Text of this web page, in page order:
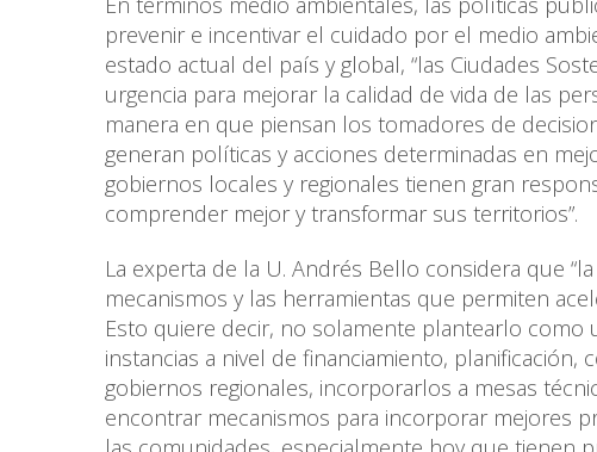
prevenir e incentivar el cuidado por el medio
estado actual del país y global, “las Ciudades
urgencia para mejorar la calidad de vida de las
manera en que piensan los tomadores de
generan políticas y acciones determinadas en
gobiernos locales y regionales tienen gran
comprender mejor y transformar sus territorios”.
La experta de la U. Andrés Bello considera que
mecanismos y las herramientas que permiten
Esto quiere decir, no solamente plantearlo
instancias a nivel de financiamiento,
gobiernos regionales, incorporarlos a mesas
encontrar mecanismos para incorporar mejores